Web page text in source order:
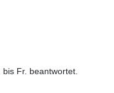
Fr. beantwortet.